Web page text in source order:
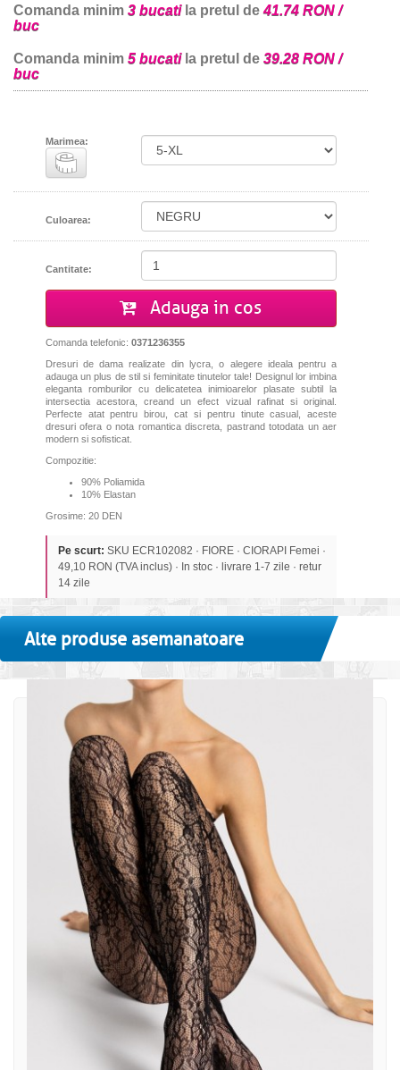
Comanda minim 3 bucatila pretul de41.74 RON /
buc
Comanda minim 5 bucatila pretul de 39.28 RON /
buc
Marimea:
Culoarea:
Cantitate:
Adauga in cos
Comanda telefonic: 0371236355
Dresuri de dama realizate din lycra, o alegere ideala pentru a
adauga un plus de stil si feminitate tinutelor tale! Designul lor imbina
eleganta romburilor cu delicatetea inimioarelor plasate subtil la
intersectia acestora, creand un efect vizual rafinat si original.
Perfecte atat pentru birou, cat si pentru tinute casual, aceste
dresuri ofera o nota romantica discreta, pastrand totodata un aer
modern si sofisticat.
Compozitie:
90% Poliamida
10% Elastan
Grosime: 20 DEN
Pe scurt: SKU ECR102082 · FIORE · CIORAPI Femei ·
49,10 RON (TVA inclus) · In stoc · livrare 1-7 zile · retur
14 zile
Alte produse asemanatoare